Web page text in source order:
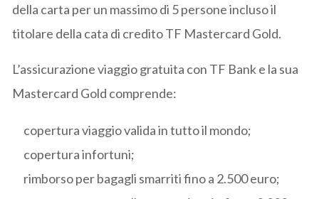
della carta per un massimo di 5 persone incluso il
titolare della cata di credito TF Mastercard Gold.
L’assicurazione viaggio gratuita con TF Bank e la sua
Mastercard Gold comprende:
copertura viaggio valida in tutto il mondo;
copertura infortuni;
rimborso per bagagli smarriti fino a 2.500 euro;